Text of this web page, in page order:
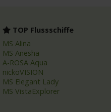
TOP Flussschiffe
MS Alina
MS Anesha
A-ROSA Aqua
nickoVISION
MS Elegant Lady
MS VistaExplorer